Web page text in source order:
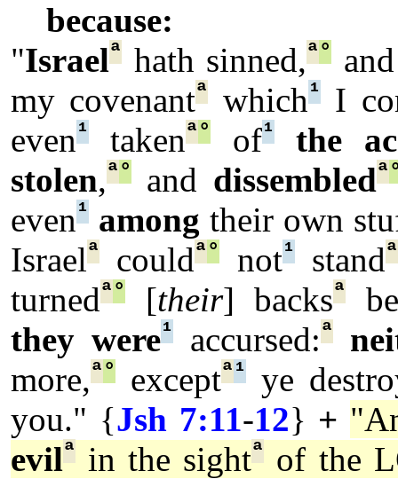
because:
"Israelª hath sinned,ª°
my covenantª which¹I
even¹ takenª° of¹
the
stolen,ª° and dissembledª
even¹ among their own
Israelª couldª° not¹standª
turnedª° [their] backsª
they were¹ accursed:ª
more,ª° exceptª¹ye
you." {Jsh 7:11-12} +
evilª in the sightª
of the